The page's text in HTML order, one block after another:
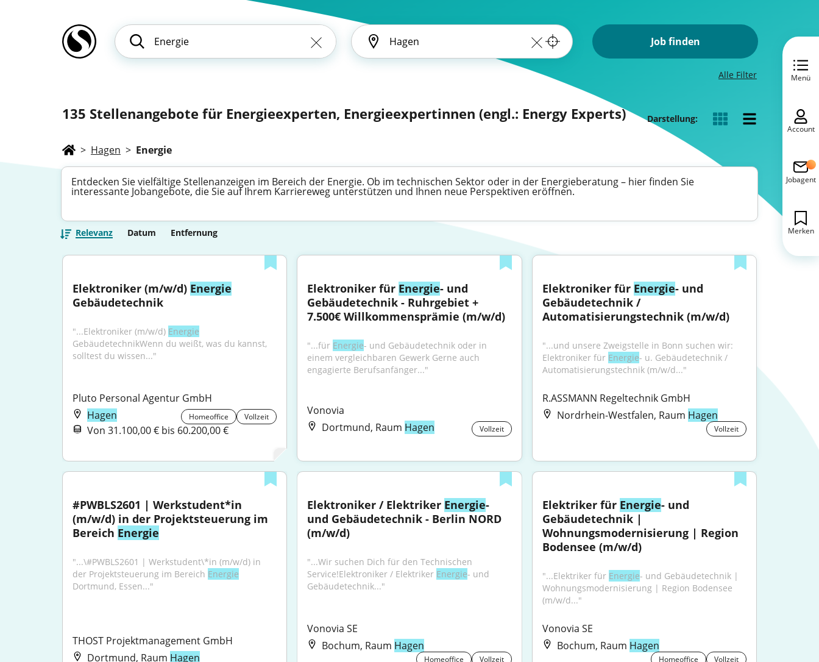
Job finden
Alle Filter
135 Stellenangebote für Energieexperten, Energieexpertinnen (engl.: Energy Experts) Darstellung:
> Hagen > Energie
Entdecken Sie vielfältige Stellenanzeigen im Bereich der Energie. Ob im technischen Sektor oder in der Energieberatung – hier finden Sie
interessante Jobangebote, die Sie auf Ihrem Karriereweg unterstützen und Ihnen neue Perspektiven eröffnen.
Relevanz Datum Entfernung
Elektroniker (m/w/d) Energie
Gebäudetechnik
"...Elektroniker (m/w/d) Energie
GebäudetechnikWenn du weißt, was du kannst,
solltest du wissen..."
Pluto Personal Agentur GmbH
Hagen
Homeoffice Vollzeit
Von 31.100,00 € bis 60.200,00 €
Elektroniker für Energie- und
Gebäudetechnik - Ruhrgebiet +
7.500€ Willkommensprämie (m/w/d)
"...für Energie- und Gebäudetechnik oder in
einem vergleichbaren Gewerk Gerne auch
engagierte Berufsanfänger..."
Vonovia
Dortmund, Raum Hagen Vollzeit
Elektroniker für Energie- und
Gebäudetechnik /
Automatisierungstechnik (m/w/d)
"...und unsere Zweigstelle in Bonn suchen wir:
Elektroniker für Energie- u. Gebäudetechnik /
Automatisierungstechnik (m/w/d..."
R.ASSMANN Regeltechnik GmbH
Nordrhein-Westfalen, Raum Hagen
Vollzeit
#PWBLS2601 | Werkstudent*in
(m/w/d) in der Projektsteuerung im
Bereich Energie
"...\#PWBLS2601 | Werkstudent\*in (m/w/d) in
der Projektsteuerung im Bereich Energie
Dortmund, Essen..."
THOST Projektmanagement GmbH
Dortmund, Raum Hagen
Elektroniker / Elektriker Energie-
und Gebäudetechnik - Berlin NORD
(m/w/d)
"...Wir suchen Dich für den Technischen
Service!Elektroniker / Elektriker Energie- und
Gebäudetechnik..."
Vonovia SE
Bochum, Raum Hagen
Homeoffice Vollzeit
Elektriker für Energie- und
Gebäudetechnik |
Wohnungsmodernisierung | Region
Bodensee (m/w/d)
"...Elektriker für Energie- und Gebäudetechnik |
Wohnungsmodernisierung | Region Bodensee
(m/w/d..."
Vonovia SE
Bochum, Raum Hagen
Homeoffice Vollzeit
Menü
Account
Jobagent
Merken